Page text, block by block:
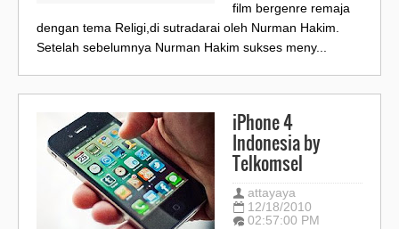
film bergenre remaja
dengan tema Religi,di sutradarai oleh Nurman Hakim.
Setelah sebelumnya Nurman Hakim sukses meny...
iPhone 4
Indonesia by
Telkomsel
attayaya
12/18/2010
02:57:00 PM